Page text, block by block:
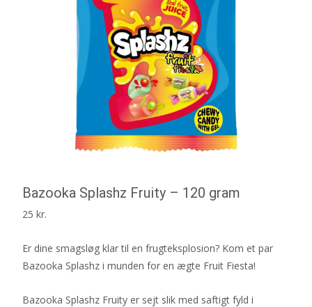
Bazooka Splashz Fruity – 120 gram
25 kr.
Er dine smagsløg klar til en frugteksplosion? Kom et par
Bazooka Splashz i munden for en ægte Fruit Fiesta!
Bazooka Splashz Fruity er sejt slik med saftigt fyld i